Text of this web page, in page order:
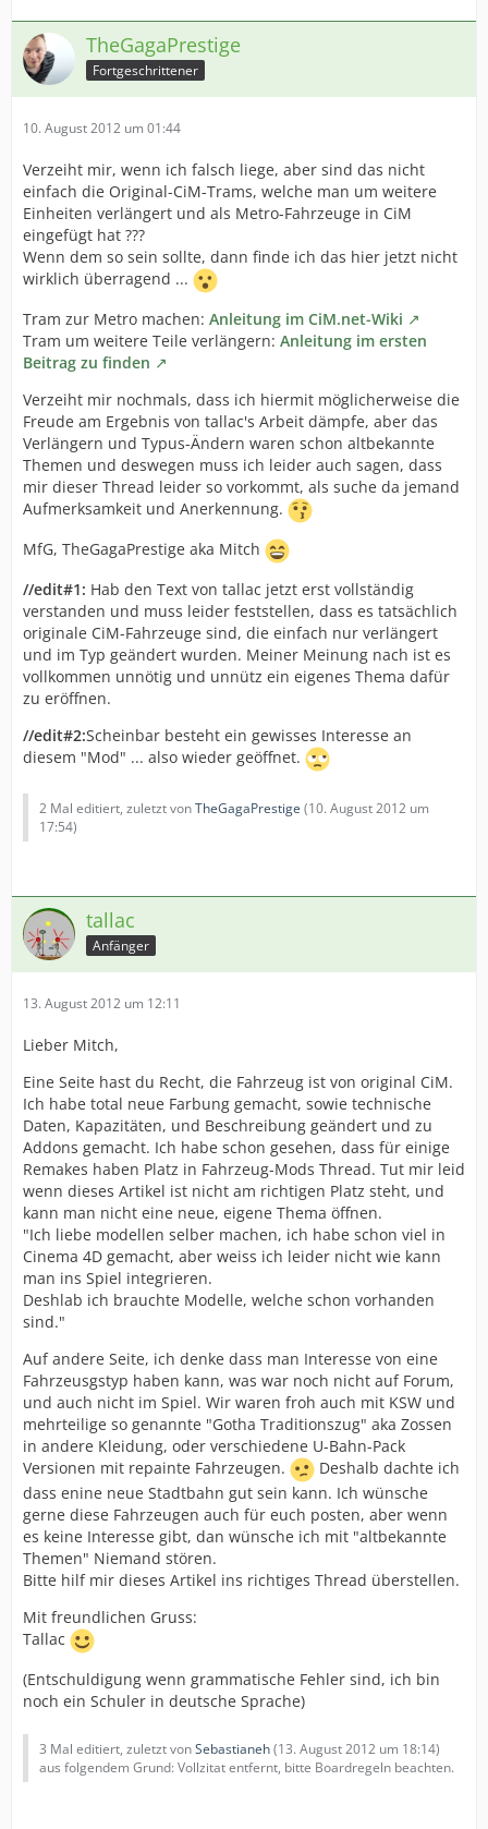
TheGagaPrestige
Fortgeschrittener
10. August 2012 um 01:44
Verzeiht mir, wenn ich falsch liege, aber sind das nicht
einfach die Original-CiM-Trams, welche man um weitere
Einheiten verlängert und als Metro-Fahrzeuge in CiM
eingefügt hat ???
Wenn dem so sein sollte, dann finde ich das hier jetzt nicht
wirklich überragend ...
Tram zur Metro machen: Anleitung im CiM.net-Wiki
Tram um weitere Teile verlängern: Anleitung im ersten
Beitrag zu finden
Verzeiht mir nochmals, dass ich hiermit möglicherweise die
Freude am Ergebnis von tallac's Arbeit dämpfe, aber das
Verlängern und Typus-Ändern waren schon altbekannte
Themen und deswegen muss ich leider auch sagen, dass
mir dieser Thread leider so vorkommt, als suche da jemand
Aufmerksamkeit und Anerkennung.
MfG, TheGagaPrestige aka Mitch
//edit#1: Hab den Text von tallac jetzt erst vollständig
verstanden und muss leider feststellen, dass es tatsächlich
originale CiM-Fahrzeuge sind, die einfach nur verlängert
und im Typ geändert wurden. Meiner Meinung nach ist es
vollkommen unnötig und unnütz ein eigenes Thema dafür
zu eröffnen.
//edit#2:Scheinbar besteht ein gewisses Interesse an
diesem "Mod" ... also wieder geöffnet.
2 Mal editiert, zuletzt vonTheGagaPrestige (10. August 2012 um
17:54)
tallac
Anfänger
13. August 2012 um 12:11
Lieber Mitch,
Eine Seite hast du Recht, die Fahrzeug ist von original CiM.
Ich habe total neue Farbung gemacht, sowie technische
Daten, Kapazitäten, und Beschreibung geändert und zu
Addons gemacht. Ich habe schon gesehen, dass für einige
Remakes haben Platz in Fahrzeug-Mods Thread. Tut mir leid
wenn dieses Artikel ist nicht am richtigen Platz steht, und
kann man nicht eine neue, eigene Thema öffnen.
"Ich liebe modellen selber machen, ich habe schon viel in
Cinema 4D gemacht, aber weiss ich leider nicht wie kann
man ins Spiel integrieren.
Deshlab ich brauchte Modelle, welche schon vorhanden
sind."
Auf andere Seite, ich denke dass man Interesse von eine
Fahrzeusgstyp haben kann, was war noch nicht auf Forum,
und auch nicht im Spiel. Wir waren froh auch mit KSW und
mehrteilige so genannte "Gotha Traditionszug" aka Zossen
in andere Kleidung, oder verschiedene U-Bahn-Pack
Versionen mit repainte Fahrzeugen.
Deshalb dachte ich
dass enine neue Stadtbahn gut sein kann. Ich wünsche
gerne diese Fahrzeugen auch für euch posten, aber wenn
es keine Interesse gibt, dan wünsche ich mit "altbekannte
Themen" Niemand stören.
Bitte hilf mir dieses Artikel ins richtiges Thread überstellen.
Mit freundlichen Gruss:
Tallac
(Entschuldigung wenn grammatische Fehler sind, ich bin
noch ein Schuler in deutsche Sprache)
3 Mal editiert, zuletzt vonSebastianeh(13. August 2012 um 18:14)
aus folgendem Grund: Vollzitat entfernt, bitte Boardregeln beachten.